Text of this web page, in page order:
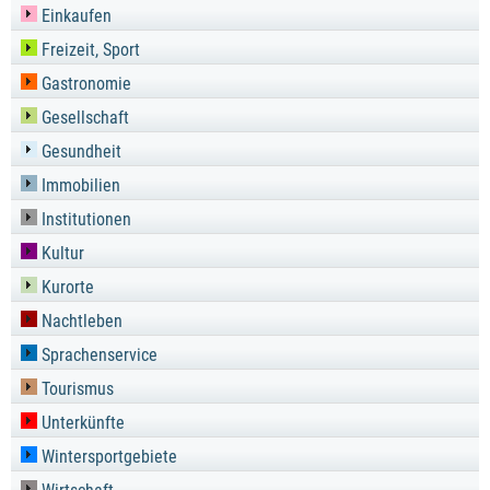
Einkaufen
Freizeit, Sport
Gastronomie
Gesellschaft
Gesundheit
Immobilien
Institutionen
Kultur
Kurorte
Nachtleben
Sprachenservice
Tourismus
Unterkünfte
Wintersportgebiete